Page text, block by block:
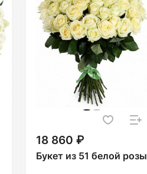
18 860 ₽
Букет из 51 белой розы